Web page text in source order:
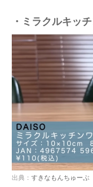
・ミラクルキッ
出典： すきなもんちゅーぶ